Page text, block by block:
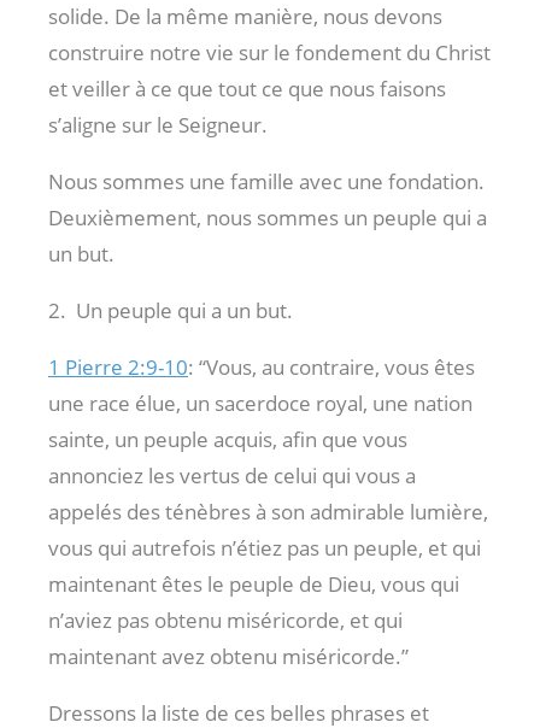
solide. De la même manière, nous devons
construire notre vie sur le fondement du Christ
et veiller à ce que tout ce que nous faisons
s’aligne sur le Seigneur.
Nous sommes une famille avec une fondation.
Deuxièmement, nous sommes un peuple qui a
un but.
2. Un peuple qui a un but.
1 Pierre 2:9-10: “Vous, au contraire, vous êtes
une race élue, un sacerdoce royal, une nation
sainte, un peuple acquis, afin que vous
annonciez les vertus de celui qui vous a
appelés des ténèbres à son admirable lumière,
vous qui autrefois n’étiez pas un peuple, et qui
maintenant êtes le peuple de Dieu, vous qui
n’aviez pas obtenu miséricorde, et qui
maintenant avez obtenu miséricorde.”
Dressons la liste de ces belles phrases et